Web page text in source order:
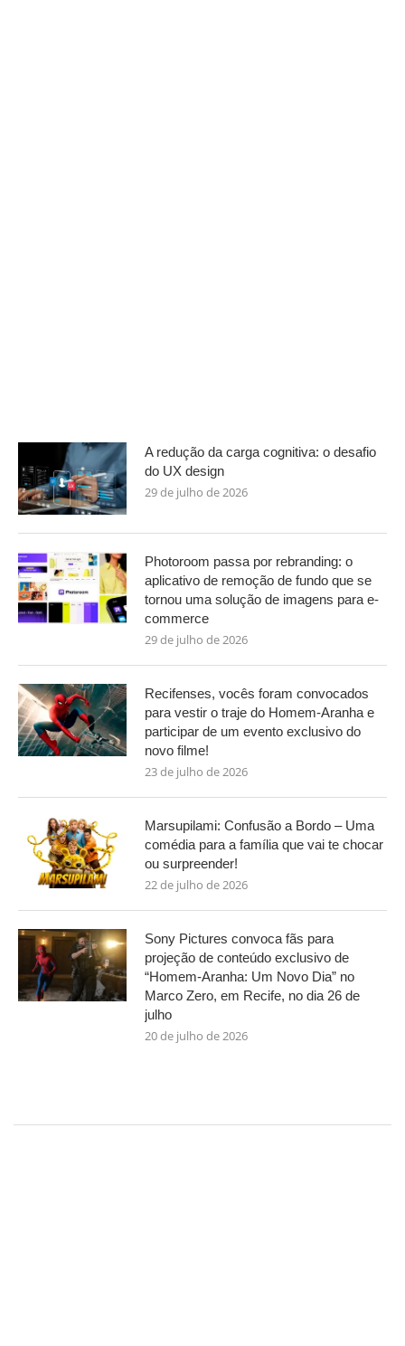
A redução da carga cognitiva: o desafio
do UX design
29 de julho de 2026
Photoroom passa por rebranding: o
aplicativo de remoção de fundo que se
tornou uma solução de imagens para e-
commerce
29 de julho de 2026
Recifenses, vocês foram convocados
para vestir o traje do Homem-Aranha e
participar de um evento exclusivo do
novo filme!
23 de julho de 2026
Marsupilami: Confusão a Bordo – Uma
comédia para a família que vai te chocar
ou surpreender!
22 de julho de 2026
Sony Pictures convoca fãs para
projeção de conteúdo exclusivo de
“Homem-Aranha: Um Novo Dia” no
Marco Zero, em Recife, no dia 26 de
julho
20 de julho de 2026